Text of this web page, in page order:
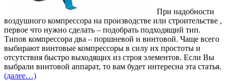
При надобности
воздушного компрессора на производстве или строительстве ,
первое что нужно сделать – подобрать подходящий тип.
Типов компрессора два – поршневой и винтовой. Чаще всего
выбирают винтовые компрессоры в силу их простоты и
отсутствия быстро выходящих из строя элементов. Если Вы
выбрали винтовой аппарат, то вам будет интересна эта статья.
(далее…)